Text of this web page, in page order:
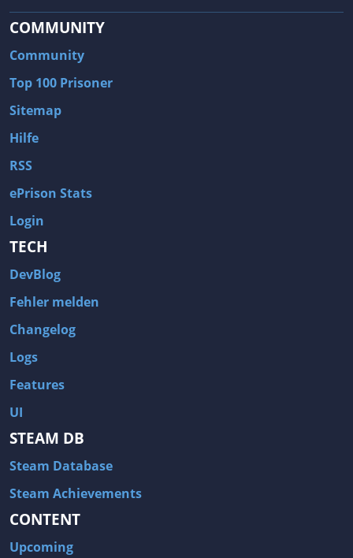
COMMUNITY
Community
Top 100 Prisoner
Sitemap
Hilfe
RSS
ePrison Stats
Login
TECH
DevBlog
Fehler melden
Changelog
Logs
Features
UI
STEAM DB
Steam Database
Steam Achievements
CONTENT
Upcoming